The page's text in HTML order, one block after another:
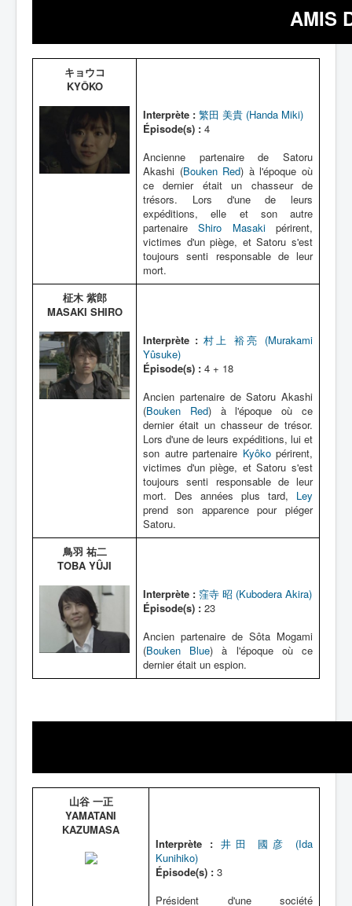
AMIS
キョウコ
KYÔKO
Interprète : 繁田 美貴 (Handa Miki)
Épisode(s) : 4
Ancienne partenaire de Satoru
Akashi (Bouken Red) à l'époque où
ce dernier était un chasseur de
trésors. Lors d'une de leurs
expéditions, elle et son autre
partenaireShiro Masakipérirent,
victimes d'un piège, et Satoru s'est
toujours senti responsable de leur
mort.
柾木 紫郎
MASAKI SHIRO
Interprète : 村上 裕亮 (Murakami
Yûsuke)
Épisode(s) : 4 + 18
Ancien partenaire de Satoru Akashi
(Bouken Red) à l'époque où ce
dernier était un chasseur de trésor.
Lors d'une de leurs expéditions, lui et
son autre partenaire Kyôkopérirent,
victimes d'un piège, et Satoru s'est
toujours senti responsable de leur
mort. Des années plus tard, Ley
prend son apparence pour piéger
Satoru.
鳥羽 祐二
TOBA YÛJI
Interprète : 窪寺 昭 (Kubodera Akira)
Épisode(s) : 23
Ancien partenaire de Sôta Mogami
(Bouken Blue) à l'époque où ce
dernier était un espion.
山谷 一正
YAMATANI
KAZUMASA
Interprète : 井田 國彦 (Ida
Kunihiko)
Épisode(s) : 3
Président d'une société